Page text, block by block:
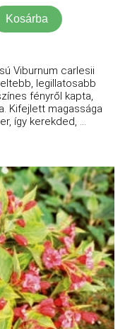
Kosárba
Viburnum carlesii
legillatosabb
fényről kapta,
Kifejlett magassága
így kerekded, ...